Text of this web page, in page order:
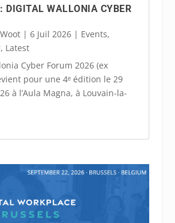
WALLONIA CYBER
| 6 Juil 2026| Events,
, Latest
Cyber Forum 2026 (ex
pour une 4ᵉ édition le 29
à l’Aula Magna, à Louvain-la-